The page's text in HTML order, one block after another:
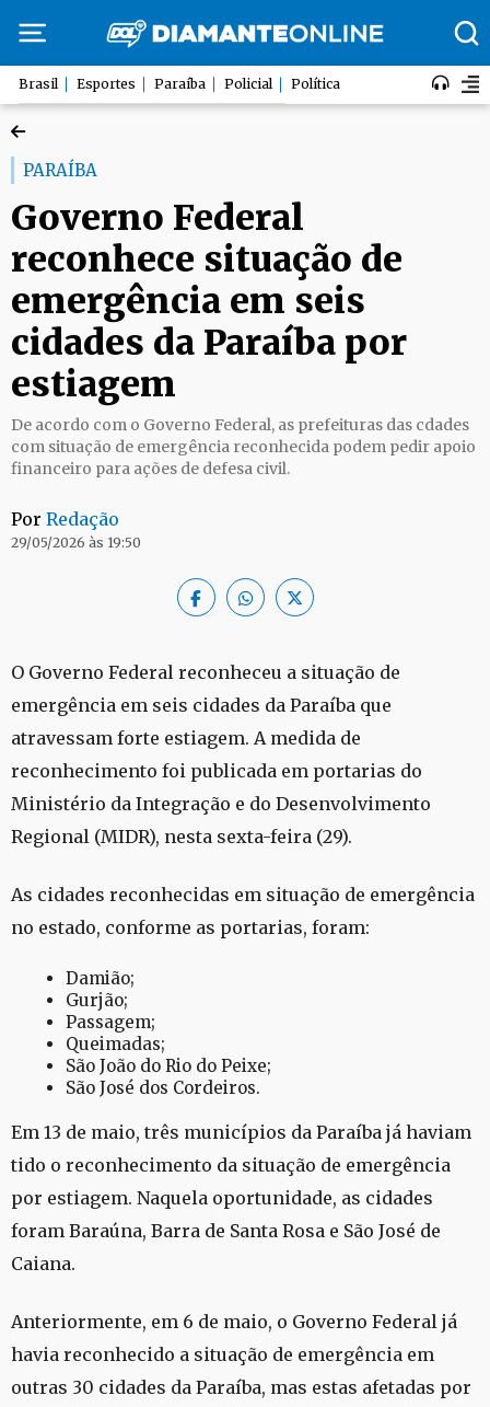
Brasil Esportes Paraíba Policial Política
PARAÍBA
Governo Federal
reconhece situação de
emergência em seis
cidades da Paraíba por
estiagem
De acordo com o Governo Federal, as prefeituras das cdades
com situação de emergência reconhecida podem pedir apoio
financeiro para ações de defesa civil.
Por Redação
29/05/2026 às 19:50
O Governo Federal reconheceu a situação de
emergência em seis cidades da Paraíba que
atravessam forte estiagem. A medida de
reconhecimento foi publicada em portarias do
Ministério da Integração e do Desenvolvimento
Regional (MIDR), nesta sexta-feira (29).
As cidades reconhecidas em situação de emergência
no estado, conforme as portarias, foram:
Damião;
Gurjão;
Passagem;
Queimadas;
São João do Rio do Peixe;
São José dos Cordeiros.
Em 13 de maio, três municípios da Paraíba já haviam
tido o reconhecimento da situação de emergência
por estiagem. Naquela oportunidade, as cidades
foram Baraúna, Barra de Santa Rosa e São José de
Caiana.
Anteriormente, em 6 de maio, o Governo Federal já
havia reconhecido a situação de emergência em
outras 30 cidades da Paraíba, mas estas afetadas por